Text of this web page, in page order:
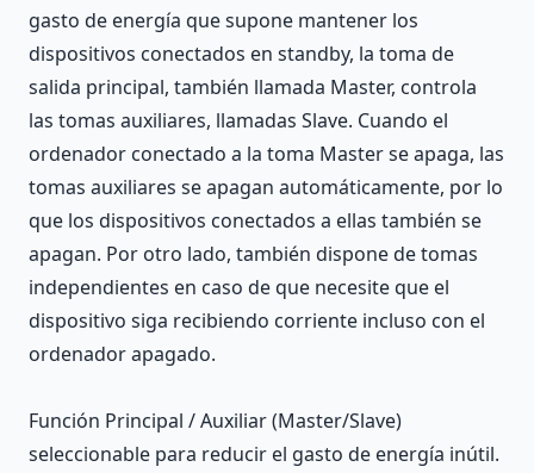
gasto de energía que supone mantener los
dispositivos conectados en standby, la toma de
salida principal, también llamada Master, controla
las tomas auxiliares, llamadas Slave. Cuando el
ordenador conectado a la toma Master se apaga, las
tomas auxiliares se apagan automáticamente, por lo
que los dispositivos conectados a ellas también se
apagan. Por otro lado, también dispone de tomas
independientes en caso de que necesite que el
dispositivo siga recibiendo corriente incluso con el
ordenador apagado.
Función Principal / Auxiliar (Master/Slave)
seleccionable para reducir el gasto de energía inútil.